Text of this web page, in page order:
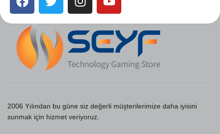
2006 Yılından bu güne siz değerli müşterilerimize daha iyisini
sunmak için hizmet veriyoruz.